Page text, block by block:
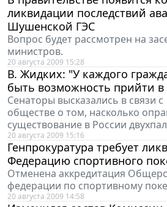
ликвидации последствий
Шушенской ГЭС
Вопрос будет рассмотрен на
министров.
20 августа 2009 15:28
В. Жидких: "У каждого
быть возможность прийти
Сенаторы высказались в связи
обществе о том, насколько
существование в России
20 августа 2009 15:16
Генпрокуратура требует
Федерацию спортивного
Отменена аккредитация
федерации по спортивному
20 августа 2009 14:58